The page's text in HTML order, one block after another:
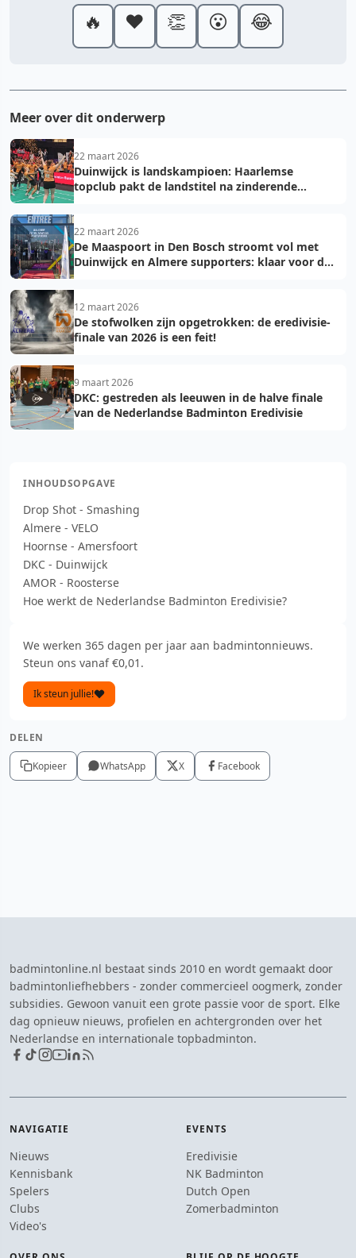
🔥 ❤️ 👏 😮 😂
Meer over dit onderwerp
22 maart 2026
Duinwijck is landskampioen: Haarlemse
topclub pakt de landstitel na zinderende
22 maart 2026
De Maaspoort in Den Bosch stroomt vol met
Duinwijck en Almere supporters: klaar voor de
12 maart 2026
De stofwolken zijn opgetrokken: de eredivisie-
finale van 2026 is een feit!
9 maart 2026
DKC: gestreden als leeuwen in de halve finale
van de Nederlandse Badminton Eredivisie
INHOUDSOPGAVE
Drop Shot - Smashing
Almere - VELO
Hoornse - Amersfoort
DKC - Duinwijck
AMOR - Roosterse
Hoe werkt de Nederlandse Badminton Eredivisie?
We werken 365 dagen per jaar aan badmintonnieuws.
Steun ons vanaf €0,01.
Ik steun jullie!
DELEN
Kopieer WhatsApp X Facebook
badmintonline.nl bestaat sinds 2010 en wordt gemaakt door
badmintonliefhebbers - zonder commercieel oogmerk, zonder
subsidies. Gewoon vanuit een grote passie voor de sport. Elke
dag opnieuw nieuws, profielen en achtergronden over het
Nederlandse en internationale topbadminton.
NAVIGATIE
Nieuws
Kennisbank
Spelers
Clubs
Video's
EVENTS
Eredivisie
NK Badminton
Dutch Open
Zomerbadminton